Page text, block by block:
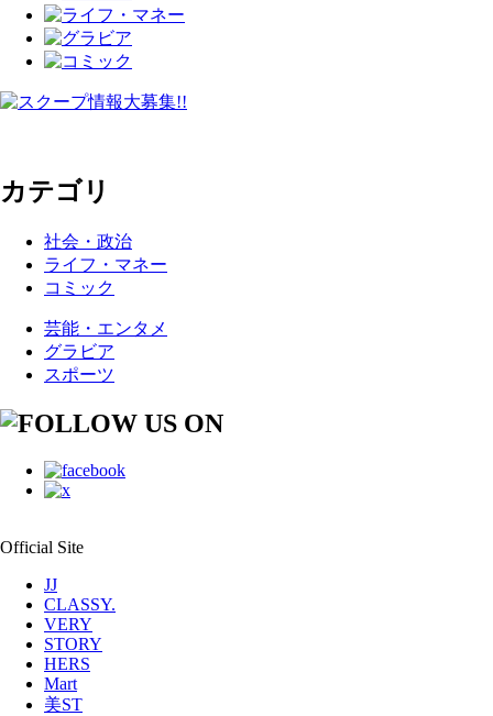
カテゴリ
社会・政治
ライフ・マネー
コミック
芸能・エンタメ
グラビア
スポーツ
Official Site
JJ
CLASSY.
VERY
STORY
HERS
Mart
美ST